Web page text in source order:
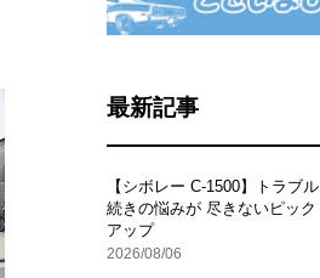
最新記事
【シボレー C-1500】トラブル
続きの悩みが 尽きないピック
アップ
2026/08/06